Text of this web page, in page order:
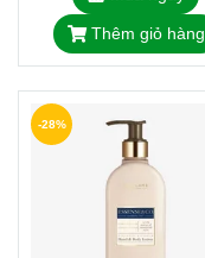
Thêm giỏ hàng
-28%